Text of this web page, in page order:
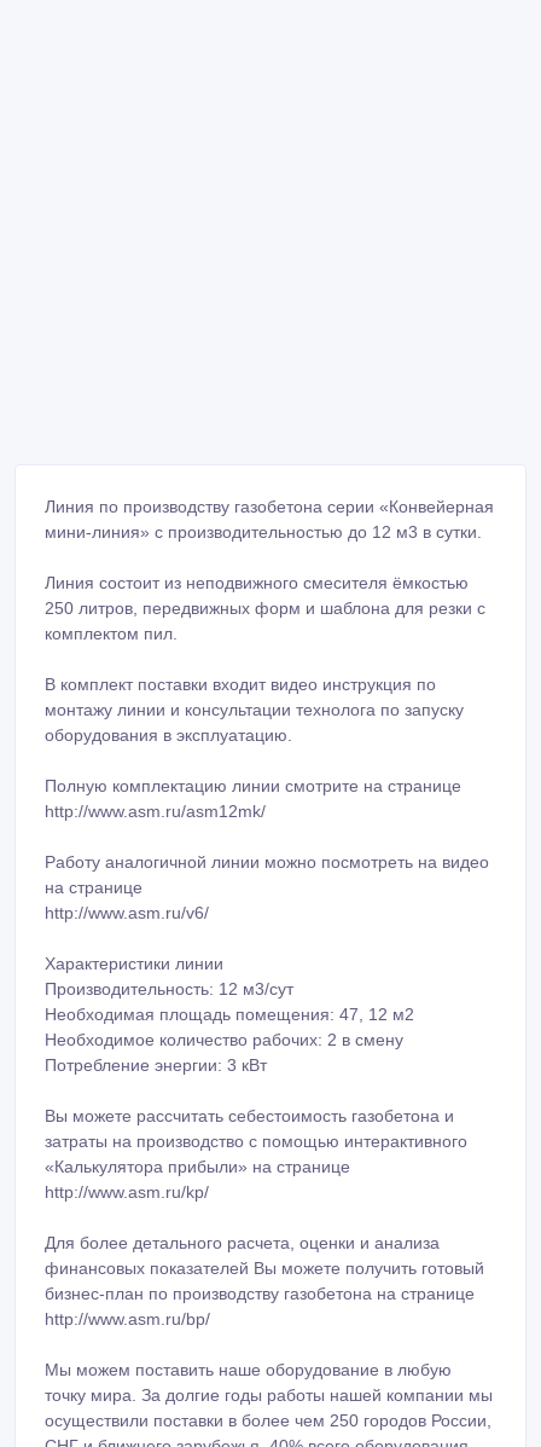
Линия по производству газобетона серии «Конвейерная
мини-линия» с производительностью до 12 м3 в сутки.
Линия состоит из неподвижного смесителя ёмкостью
250 литров, передвижных форм и шаблона для резки с
комплектом пил.
В комплект поставки входит видео инструкция по
монтажу линии и консультации технолога по запуску
оборудования в эксплуатацию.
Полную комплектацию линии смотрите на странице
http://www.asm.ru/asm12mk/
Работу аналогичной линии можно посмотреть на видео
на странице
http://www.asm.ru/v6/
Характеристики линии
Производительность: 12 м3/сут
Необходимая площадь помещения: 47, 12 м2
Необходимое количество рабочих: 2 в смену
Потребление энергии: 3 кВт
Вы можете рассчитать себестоимость газобетона и
затраты на производство с помощью интерактивного
«Калькулятора прибыли» на странице
http://www.asm.ru/kp/
Для более детального расчета, оценки и анализа
финансовых показателей Вы можете получить готовый
бизнес-план по производству газобетона на странице
http://www.asm.ru/bp/
Мы можем поставить наше оборудование в любую
точку мира. За долгие годы работы нашей компании мы
осуществили поставки в более чем 250 городов России,